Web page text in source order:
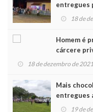
entregues
Noel 18 de
Homem é
cárcere
18 de dezembro de 2021
Mais
entregues
19 de